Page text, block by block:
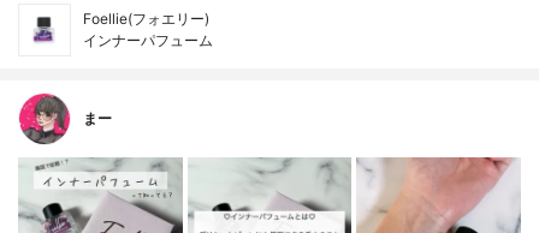
Foellie(フォエリー)
インナーパフューム
まー